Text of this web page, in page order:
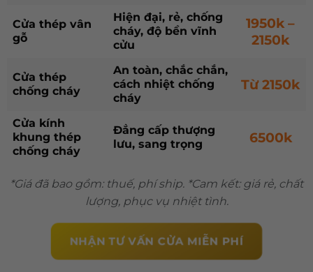
Cửa thép vân
gỗ
Hiện đại, rẻ, chống
cháy, độ bền vĩnh
cửu
1950k –
2150k
Cửa thép
chống cháy
An toàn, chắc chắn,
cách nhiệt chống
cháy
Từ 2150k
Cửa kính
khung thép
chống cháy
Đẳng cấp thượng
lưu, sang trọng
6500k
*Giá đã bao gồm: thuế, phí ship. *Cam kết: giá rẻ, chất
lượng, phục vụ nhiệt tình.
NHẬN TƯ VẤN CỬA MIỄN PHÍ